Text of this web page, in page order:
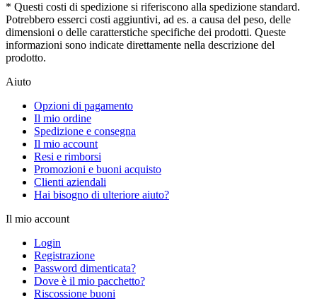
* Questi costi di spedizione si riferiscono alla spedizione standard.
Potrebbero esserci costi aggiuntivi, ad es. a causa del peso, delle
dimensioni o delle caratterstiche specifiche dei prodotti. Queste
informazioni sono indicate direttamente nella descrizione del
prodotto.
Aiuto
Opzioni di pagamento
Il mio ordine
Spedizione e consegna
Il mio account
Resi e rimborsi
Promozioni e buoni acquisto
Clienti aziendali
Hai bisogno di ulteriore aiuto?
Il mio account
Login
Registrazione
Password dimenticata?
Dove è il mio pacchetto?
Riscossione buoni